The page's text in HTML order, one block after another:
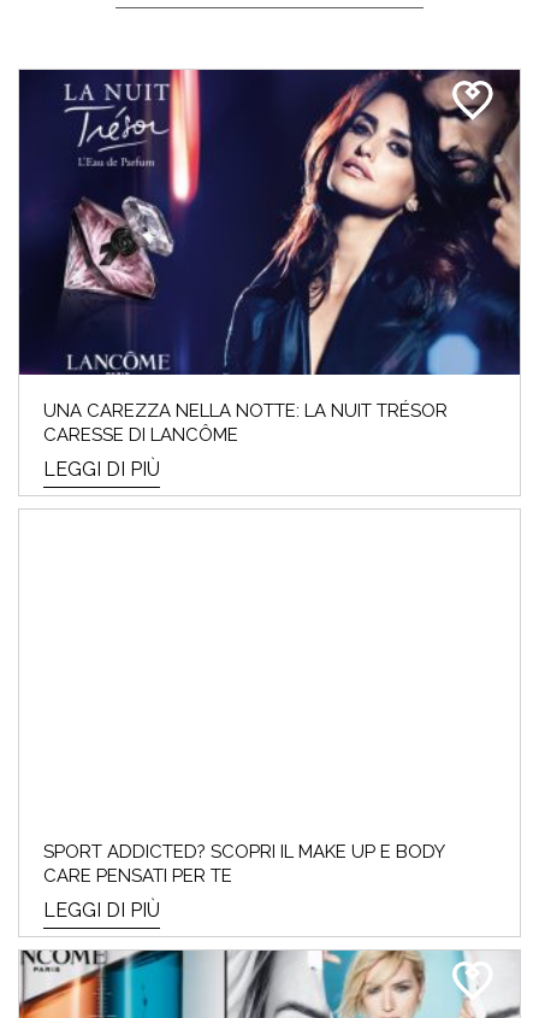
UNA CAREZZA NELLA NOTTE: LA NUIT TRÉSOR
CARESSE DI LANCÔME
LEGGI DI PIÙ
SPORT ADDICTED? SCOPRI IL MAKE UP E BODY
CARE PENSATI PER TE
LEGGI DI PIÙ